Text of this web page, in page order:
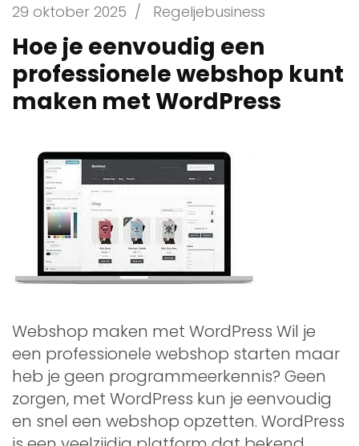
29 oktober 2025 / Regeljebusiness
Hoe je eenvoudig een
professionele webshop kunt
maken met WordPress
Webshop maken met WordPress Wil je
een professionele webshop starten maar
heb je geen programmeerkennis? Geen
zorgen, met WordPress kun je eenvoudig
en snel een webshop opzetten. WordPress